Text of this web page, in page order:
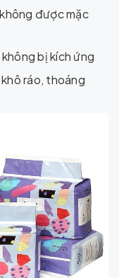
được mặc
bị kích ứng
ráo, thoáng